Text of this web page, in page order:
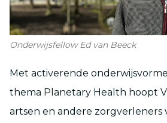
Onderwijsfellow Ed van Beeck
Met activerende
thema Planetary Health hoopt
artsen en andere zorgverleners